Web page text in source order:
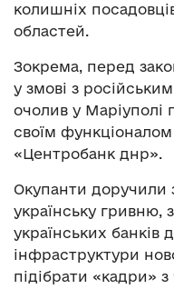
колишніх
областей.
Зокрема, перед
у змові з
очолив у Маріуполі
своїм
«Центробанк днр».
Окупанти доручили
українську гривню,
українських банків
інфраструктури
підібрати «кадри»